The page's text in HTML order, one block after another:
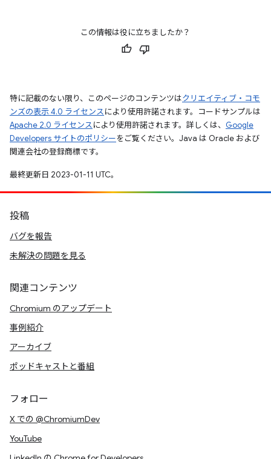
この情報は役に立ちましたか？
特に記載のない限り、このページのコンテンツはクリエイティブ・コモ
ンズの表示 4.0 ライセンスにより使用許諾されます。コードサンプルは
Apache 2.0 ライセンスにより使用許諾されます。詳しくは、 Google
Developers サイトのポリシーをご覧ください。Java は Oracle および
関連会社の登録商標です。
最終更新日 2023-01-11 UTC。
投稿
バグを報告
未解決の問題を見る
関連コンテンツ
Chromium のアップデート
事例紹介
アーカイブ
ポッドキャストと番組
フォロー
X での @ChromiumDev
YouTube